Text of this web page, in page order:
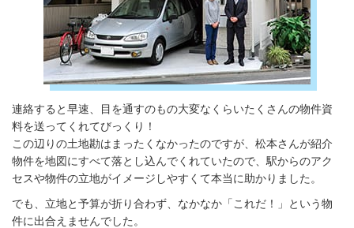
連絡すると早速、目を通すのもの大変なくらいたくさんの物件資
料を送ってくれてびっくり！
この辺りの土地勘はまったくなかったのですが、松本さんが紹介
物件を地図にすべて落とし込んでくれていたので、駅からのアク
セスや物件の立地がイメージしやすくて本当に助かりました。
でも、立地と予算が折り合わず、なかなか「これだ！」という物
件に出合えませんでした。